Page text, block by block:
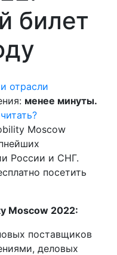
билет
отрасли
менее минуты.
Moscow
России и СНГ.
посетить
Moscow 2022:
поставщиков
деловых